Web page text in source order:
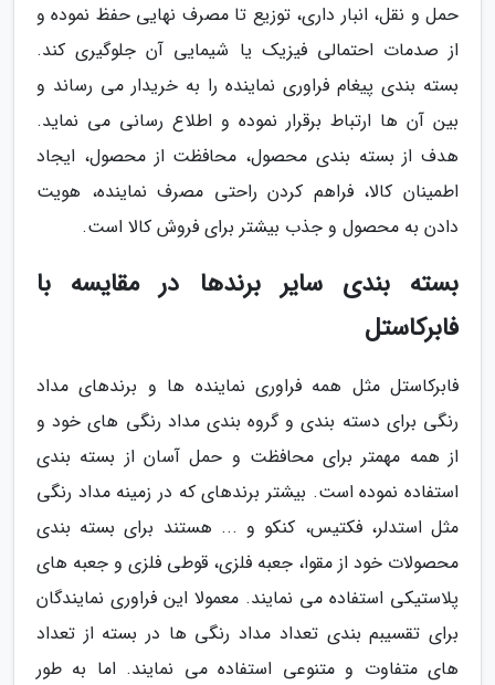
حمل و نقل، انبار داری، توزیع تا مصرف نهایی حفظ نموده و
از صدمات احتمالی فیزیک یا شیمایی آن جلوگیری کند.
بسته بندی پیغام فراوری نماینده را به خریدار می رساند و
بین آن ها ارتباط برقرار نموده و اطلاع رسانی می نماید.
هدف از بسته بندی محصول، محافظت از محصول، ایجاد
اطمینان کالا، فراهم کردن راحتی مصرف نماینده، هویت
دادن به محصول و جذب بیشتر برای فروش کالا است.
بسته بندی سایر برندها در مقایسه با
فابرکاستل
فابرکاستل مثل همه فراوری نماینده ها و برندهای مداد
رنگی برای دسته بندی و گروه بندی مداد رنگی های خود و
از همه مهمتر برای محافظت و حمل آسان از بسته بندی
استفاده نموده است. بیشتر برندهای که در زمینه مداد رنگی
مثل استدلر، فکتیس، کنکو و ... هستند برای بسته بندی
محصولات خود از مقوا، جعبه فلزی، قوطی فلزی و جعبه های
پلاستیکی استفاده می نمایند. معمولا این فراوری نمایندگان
برای تقسیبم بندی تعداد مداد رنگی ها در بسته از تعداد
های متفاوت و متنوعی استفاده می نمایند. اما به طور